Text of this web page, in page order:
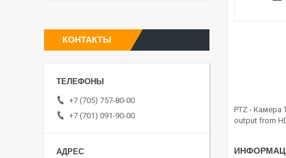
PTZ - Камера
output from
КОНТАКТЫ
+7 (705) 757-80-00
+7 (701) 091-90-00